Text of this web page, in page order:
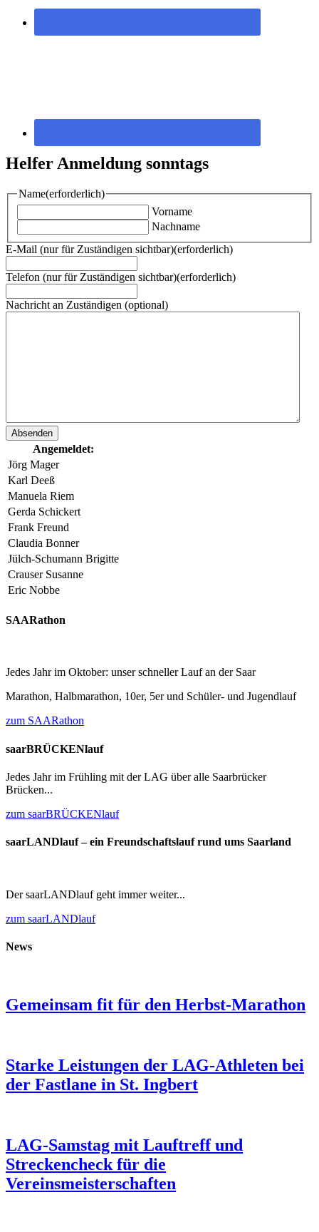
Helfer Anmeldung sonntags
Name(erforderlich)
Vorname
Nachname
E-Mail (nur für Zuständigen sichtbar)(erforderlich)
Telefon (nur für Zuständigen sichtbar)(erforderlich)
Nachricht an Zuständigen (optional)
Angemeldet:
Jörg Mager
Karl Deeß
Manuela Riem
Gerda Schickert
Frank Freund
Claudia Bonner
Jülch-Schumann Brigitte
Crauser Susanne
Eric Nobbe
SAARathon
Jedes Jahr im Oktober: unser schneller Lauf an der Saar
Marathon, Halbmarathon, 10er, 5er und Schüler- und Jugendlauf
zum SAARathon
saarBRÜCKENlauf
Jedes Jahr im Frühling mit der LAG über alle Saarbrücker
Brücken...
zum saarBRÜCKENlauf
saarLANDlauf – ein Freundschaftslauf rund ums Saarland
Der saarLANDlauf geht immer weiter...
zum saarLANDlauf
News
Gemeinsam fit für den Herbst-Marathon
Starke Leistungen der LAG-Athleten bei
der Fastlane in St. Ingbert
LAG-Samstag mit Lauftreff und
Streckencheck für die
Vereinsmeisterschaften